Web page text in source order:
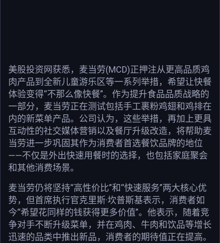
美股投资网获悉，麦当劳(MCD)正押注从更高品质鸡
肉产品到全新儿童游乐区等一系列举措，希望让快餐
体验变得“不那么像快餐”。作为提升食品品质战略的
一部分，麦当劳正在测试包括手工裹粉鸡翅和鸡排在
内的新菜单产品。公司认为，这些举措，再加上更具
互动性的社交媒体营销以及餐厅升级改造，将帮助麦
当劳进一步巩固其作为消费者首选餐饮品牌的地位
——不仅是外出快速用餐时的选择，也包括家庭聚会
和其他消费场景。
麦当劳仍将坚持“高性价比”和“快速服务”两大核心优
势，但首席执行官克里斯·坎普斯基表示，消费者如
今“希望花同样的钱获得更多价值”。他表示，随着竞
争对手不断升级菜单，并在鸡肉、牛肉和饮品等增长
迅速的品类中推出新品，消费者的期待值正在提高。